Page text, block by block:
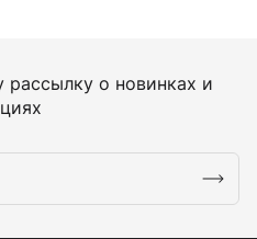
о новинках и